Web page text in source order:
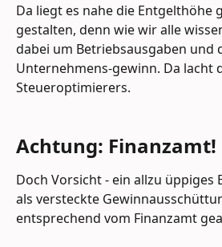
Da liegt es nahe die Entgelthöhe
gestalten, denn wie wir alle
dabei um Betriebsausgaben und
Unternehmens-gewinn. Da lacht
Steueroptimierers.
Achtung: Finanzamt!
Doch Vorsicht - ein allzu üppiges
als versteckte
entsprechend vom Finanzamt